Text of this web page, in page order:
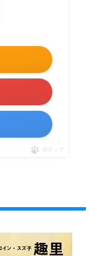
ポチップ